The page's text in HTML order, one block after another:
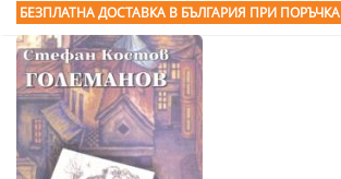
БЕЗПЛАТНА ДОСТАВКА В БЪЛГАРИЯ ПРИ ПОРЪЧКА